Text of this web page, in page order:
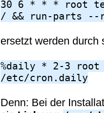
30 6 * * * root
/ && run-parts
ersetzt werden durch
%daily * 2-3
/etc/cron.daily
Denn: Bei der